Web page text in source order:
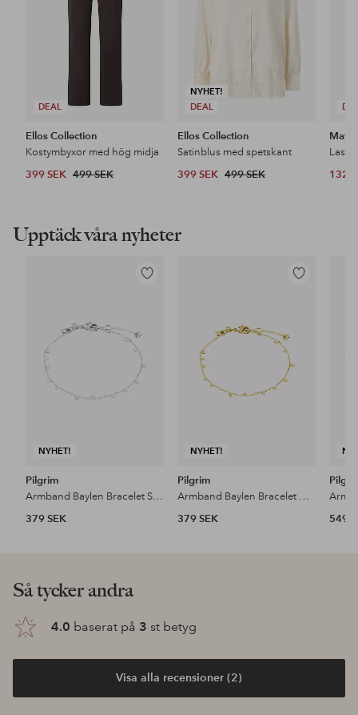
DEAL
Ellos Collection
Kostymbyxor med hög midja
399 SEK 499 SEK
NYHET!
DEAL
Ellos Collection
Satinblus med spetskant
399 SEK 499 SEK 132
Upptäck våra nyheter
NYHET!
Lägg
Pilgrim
Armband Baylen Bracelet Silver-plated
379 SEK
NYHET!
Lägg
Pilgrim
Armband Baylen Bracelet Gold-plated
379 SEK
549
Så tycker andra
4.0 baserat på 3 st betyg
Visa alla recensioner (2)